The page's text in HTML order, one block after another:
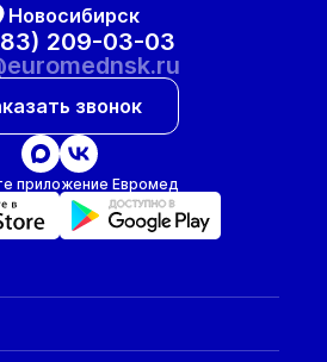
Новосибирск
209-03-03
звонок
приложение Евромед